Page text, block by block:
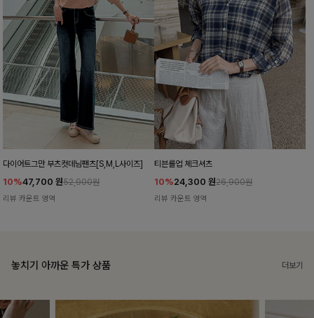
다이어트그만 부츠컷데님팬츠[S,M,L사이즈]
10%47,700 원52,900원
리뷰 카운트 영역
티븐롤업 체크셔츠
10%24,300 원26,900원
리뷰 카운트 영역
놓치기 아까운 특가 상품 더보기